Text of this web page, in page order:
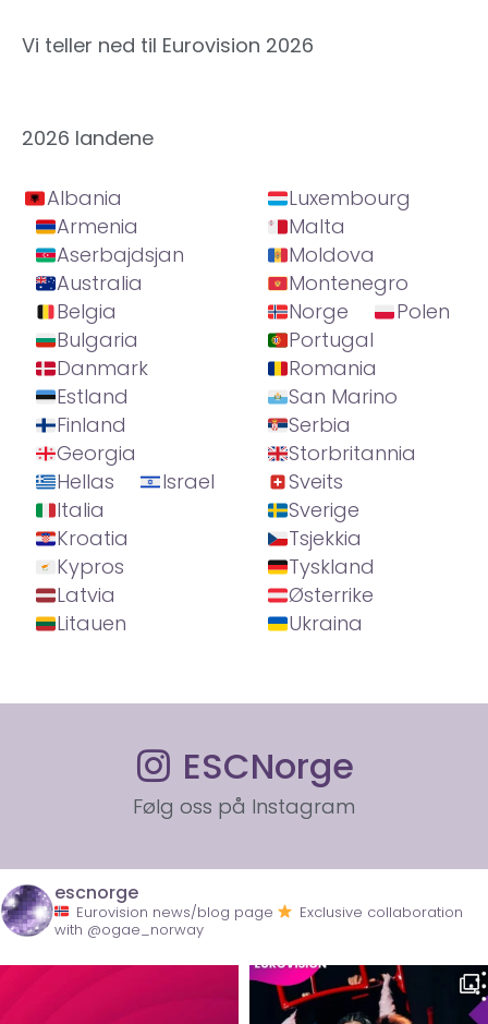
Vi teller ned til Eurovision 2026
2026 landene
Albania
Armenia
Aserbajdsjan
Australia
Belgia
Bulgaria
Danmark
Estland
Finland
Georgia
Hellas
Israel
Italia
Kroatia
Kypros
Latvia
Litauen
Luxembourg
Malta
Moldova
Montenegro
Norge
Polen
Portugal
Romania
San Marino
Serbia
Storbritannia
Sveits
Sverige
Tsjekkia
Tyskland
Østerrike
Ukraina
ESCNorge
Følg oss på Instagram
escnorge
Eurovision news/blog page
Exclusive collaboration
with @ogae_norway